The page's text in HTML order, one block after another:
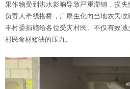
果作物受到洪水影响导致严重滞销，损失
负责人牵线搭桥，广康生化向当地农民
丰村委捐赠给各位受灾村民。不仅有效
村民食材短缺的压力。